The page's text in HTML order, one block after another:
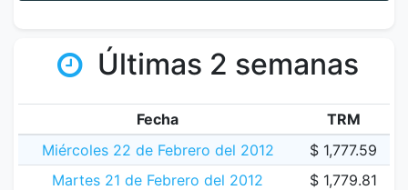
Últimas 2 semanas
Fecha
TRM
Miércoles 22 de Febrero del 2012
$ 1,777.59
Martes 21 de Febrero del 2012
$ 1,779.81